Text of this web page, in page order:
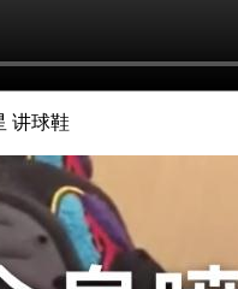
讲球鞋